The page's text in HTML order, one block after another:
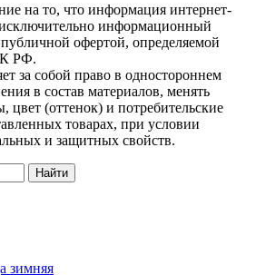
на то, что информация интернет-
информационный
публичной офертой, определяемой
РФ.
за собой право в одностороннем
в состав материалов, менять
цвет (оттенок) и потребительские
товарах, при условии
и защитных свойств.
Найти
зимняя